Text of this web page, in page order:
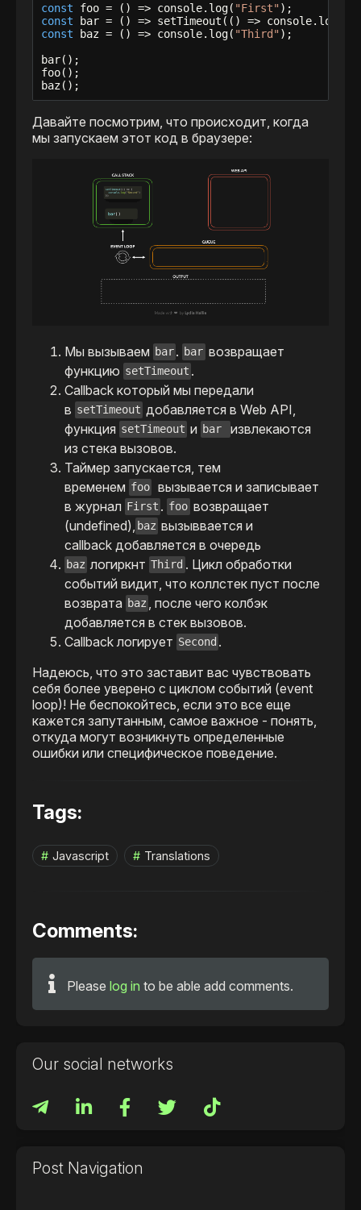
const foo = () => console.log( "First"
const bar = () => setTimeout(() => console.log(
const baz = () => console.log( "Third");
bar();
foo();
baz();
Давайте посмотрим, что происходит, когда
мы запускаем этот код в браузере:
Мы вызываем bar. bar возвращает
функцию setTimeout .
Callback который мы передали
в setTimeout добавляется в Web API,
функция setTimeout и bar
извлекаются
из стека вызовов.
Таймер запускается, тем
временем foo
вызывается и записывает
в журнал
First . foo возвращает
(undefined),
baz вызыввается и
callback добавляется в очередь
baz логиркнт Third . Цикл обработки
событий видит, что коллстек пуст после
возврата baz
, после чего колбэк
добавляется в стек вызовов.
Callback логирует Second .
Надеюсь, что это заставит вас чувствовать
себя более уверено с циклом событий (event
loop)! Не беспокойтесь, если это все еще
кажется запутанным, самое важное - понять,
откуда могут возникнуть определенные
ошибки или специфическое поведение.
Tags:
Javascript Translations
Comments:
Please log in to be able add comments.
Our social networks
Post Navigation